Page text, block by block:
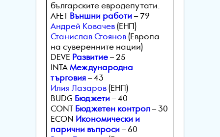
българските евродепутати.
AFET
Външни работи – 79
Андрей Ковачев (ЕНП)
Станислав Стоянов (Европа
на суверенните нации)
DEVE Развитие – 25
INTAМеждународна
търговия – 43
Илия Лазаров (ЕНП)
BUDG Бюджети – 40
CONT
Бюджетен контрол – 30
ECON
Икономически и
парични въпроси – 60